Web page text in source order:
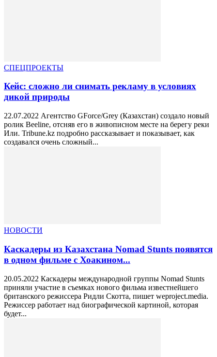
СПЕЦПРОЕКТЫ
Кейс: сложно ли снимать рекламу в условиях
дикой природы
22.07.2022 Агентство GForce/Grey (Казахстан) создало новый
ролик Beeline, отсняв его в живописном месте на берегу реки
Или. Tribune.kz подробно рассказывает и показывает, как
создавался очень сложный...
НОВОСТИ
Каскадеры из Казахстана Nomad Stunts появятся
в одном фильме с Хоакином...
20.05.2022 Каскадеры международной группы Nomad Stunts
приняли участие в съемках нового фильма известнейшего
британского режиссера Ридли Скотта, пишет weproject.media.
Режиссер работает над биографической картиной, которая
будет...